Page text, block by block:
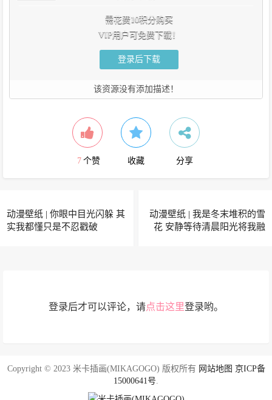
需花费10积分购买
VIP用户可免费下载！
登录后下载
该资源没有添加描述！
7 个赞 收藏 分享
动漫壁纸 | 你眼中目光闪躲 其
实我都懂只是不忍戳破
动漫壁纸 | 我是冬末堆积的雪
花 安静等待清晨阳光将我融
登录后才可以评论，请点击这里登录哟。
Copyright © 2023 米卡插画(MIKAGOGO) 版权所有 网站地图 京ICP备
15000641号